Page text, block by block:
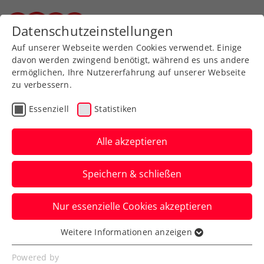
Allgemeine Downloads
Datenschutzeinstellungen
Auf unserer Webseite werden Cookies verwendet. Einige
davon werden zwingend benötigt, während es uns andere
ermöglichen, Ihre Nutzererfahrung auf unserer Webseite
zu verbessern.
Essenziell Statistiken
Alle akzeptieren
Speichern & schließen
Nur essenzielle Cookies akzeptieren
Essenziell
Essenzielle Cookies werden für grundlegende
Weitere Informationen anzeigen
Powered by